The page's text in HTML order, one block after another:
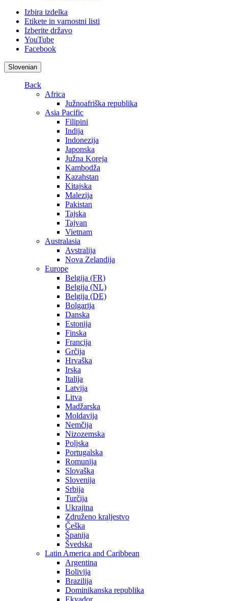
Izbira izdelka
Etikete in varnostni listi
Izberite državo
YouTube
Facebook
Slovenian
Back
Africa
Južnoafriška republika
Asia Pacific
Filipini
Indija
Indonezija
Japonska
Južna Koreja
Kambodža
Kazahstan
Kitajska
Malezija
Pakistan
Tajska
Tajvan
Vietnam
Australasia
Avstralija
Nova Zelandija
Europe
Belgija (FR)
Belgija (NL)
Belgija (DE)
Bolgarija
Danska
Estonija
Finska
Francija
Grčija
Hrvaška
Irska
Italija
Latvija
Litva
Madžarska
Moldavija
Nemčija
Nizozemska
Poljska
Portugalska
Romunija
Slovaška
Slovenija
Srbija
Turčija
Ukrajina
Združeno kraljestvo
Češka
Španija
Švedska
Latin America and Caribbean
Argentina
Bolivija
Brazilija
Dominikanska republika